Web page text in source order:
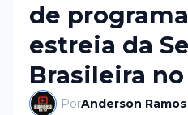
de
estreia da
Brasileira
PorAnderson Ramos